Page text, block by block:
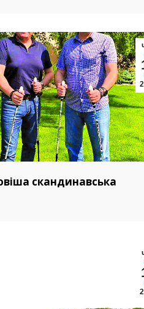
скандинавська